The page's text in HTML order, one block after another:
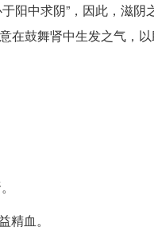
阳中求阴”，因此，滋阴
在鼓舞肾中生发之气，
血。